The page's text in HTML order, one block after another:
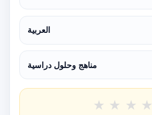
العربية
مناهج وحلول دراسية
★ ★ ★ ★